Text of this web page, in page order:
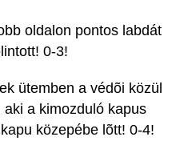
oldalon pontos labdát
0-3!
ütemben a védõi közül
a kimozduló kapus
közepébe lõtt! 0-4!